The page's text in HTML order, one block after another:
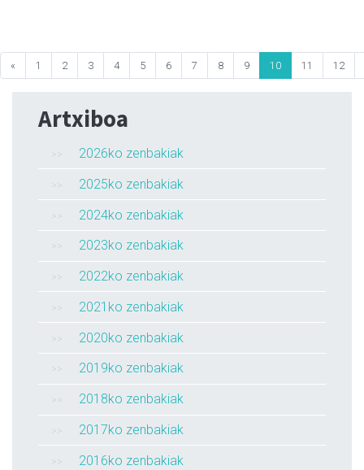
« 1 2 3 4 5 6 7 8 9 10 11 12
Artxiboa
2026ko zenbakiak
2025ko zenbakiak
2024ko zenbakiak
2023ko zenbakiak
2022ko zenbakiak
2021ko zenbakiak
2020ko zenbakiak
2019ko zenbakiak
2018ko zenbakiak
2017ko zenbakiak
2016ko zenbakiak